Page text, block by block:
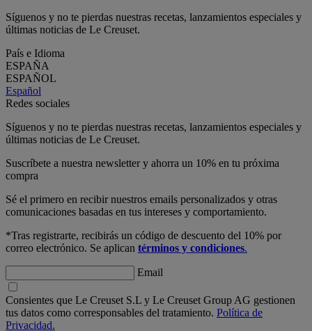
Síguenos y no te pierdas nuestras recetas, lanzamientos especiales y
últimas noticias de Le Creuset.
País e Idioma
ESPAÑA
ESPAÑOL
Español
Redes sociales
Síguenos y no te pierdas nuestras recetas, lanzamientos especiales y
últimas noticias de Le Creuset.
Suscríbete a nuestra newsletter y ahorra un 10% en tu próxima
compra
Sé el primero en recibir nuestros emails personalizados y otras
comunicaciones basadas en tus intereses y comportamiento.
*Tras registrarte, recibirás un código de descuento del 10% por
correo electrónico. Se aplican términos y condiciones.
Email
Consientes que Le Creuset S.L y Le Creuset Group AG gestionen
tus datos como corresponsables del tratamiento. Política de
Privacidad.